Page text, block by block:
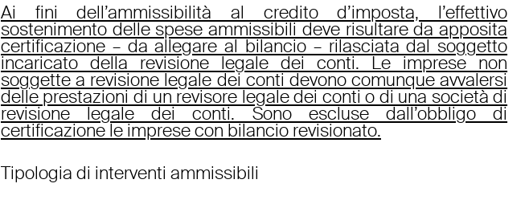
Ai fini dell’ammissibilità al credito d’imposta, l’effettivo
sostenimento delle spese ammissibili deve risultare da apposita
certificazione – da allegare al bilancio – rilasciata dal soggetto
incaricato della revisione legale dei conti. Le imprese non
soggette a revisione legale dei conti devono comunque avvalersi
delle prestazioni di un revisore legale dei conti o di una società di
revisione legale dei conti. Sono escluse dall’obbligo di
certificazione le imprese con bilancio revisionato.
Tipologia di interventi ammissibili